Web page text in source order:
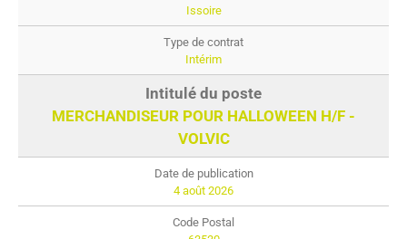
Issoire
Intérim
MERCHANDISEUR POUR HALLOWEEN H/F -
VOLVIC
4 août 2026